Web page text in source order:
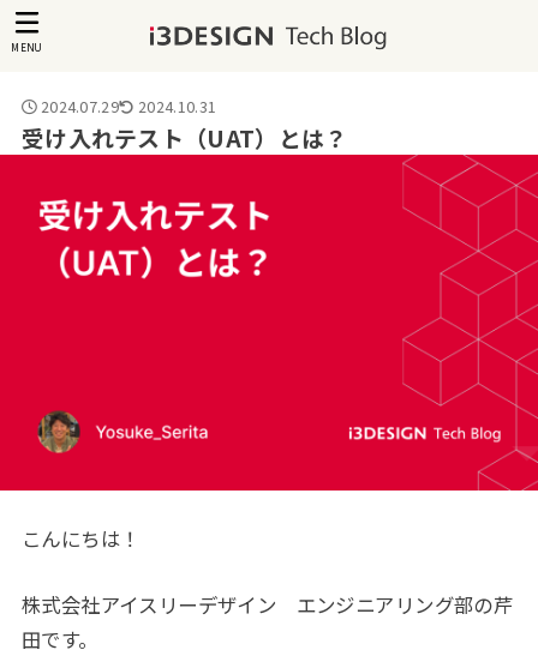
MENU
2024.07.29 2024.10.31
受け入れテスト（UAT）とは？
こんにちは！
株式会社アイスリーデザイン エンジニアリング部の芹
田です。